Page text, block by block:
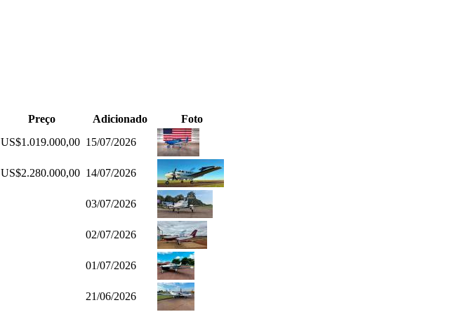
Preço Adicionado
Foto
US$1.019.000,00 15/07/2026
US$2.280.000,00 14/07/2026
03/07/2026
02/07/2026
01/07/2026
21/06/2026